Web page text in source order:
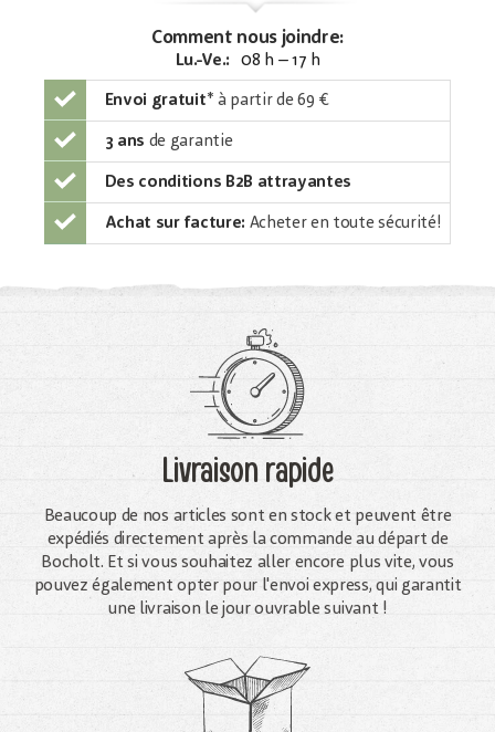
Comment nous joindre:
Lu.-Ve.: 08 h – 17 h
Envoi gratuit* à partir de 69 €
3 ans de garantie
Des conditions B2B attrayantes
Achat sur facture: Acheter en toute sécurité!
Livraison rapide
Beaucoup de nos articles sont en stock et peuvent être
expédiés directement après la commande au départ de
Bocholt. Et si vous souhaitez aller encore plus vite, vous
pouvez également opter pour l'envoi express, qui garantit
une livraison le jour ouvrable suivant !